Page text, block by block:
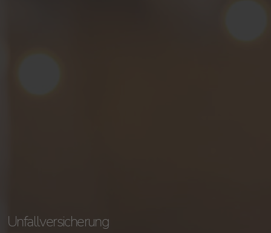
Unfallversicherung